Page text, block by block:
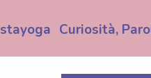
stayoga Curiosità,